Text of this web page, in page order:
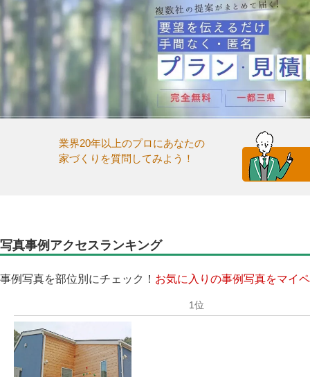
業界20年以上のプロにあなたの
家づくりを質問してみよう！
写真事例アクセスランキング
事例写真を部位別にチェック！ お気に入りの事例写真をマイ